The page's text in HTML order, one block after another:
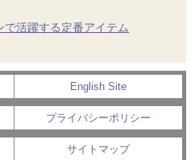
で活躍する定番アイテム
English Site
プライバシーポリシー
サイトマップ